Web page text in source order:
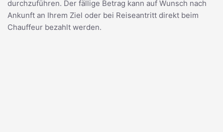
durchzuführen. Der fällige Betrag kann auf Wunsch nach
Ankunft an Ihrem Ziel oder bei Reiseantritt direkt beim
Chauffeur bezahlt werden.